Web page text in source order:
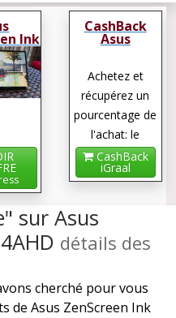
Ink
CashBack
Asus
Achetez et
récupérez un
pourcentage de
l'achat: le
cashback !
CashBack
iGraal
sur Asus
détails des
cherché pour vous
de Asus ZenScreen Ink